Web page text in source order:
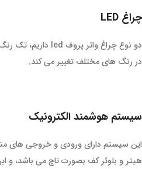
چراغ LED
در رنگ های مختلف تغییر می کند.
سیستم هوشمند الکترونیک
هیتر و بلوئر کف بصورت تاچ می باشد، و